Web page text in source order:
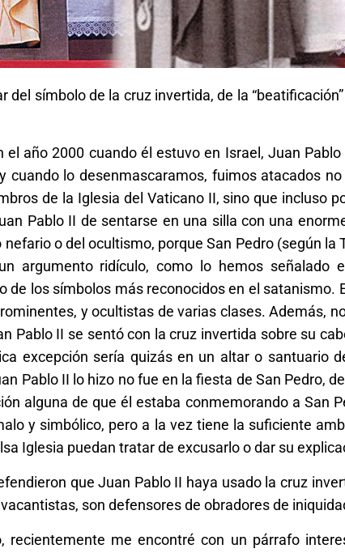
del símbolo de la cruz invertida, de la
el año 2000 cuando él estuvo en Israel, Juan
cuando lo desenmascaramos, fuimos atacados
de la Iglesia del Vaticano II, sino que incluso
Pablo II de sentarse en una silla con una
nefario o del ocultismo, porque San Pedro (según
argumento ridículo, como lo hemos señalado
de los símbolos más reconocidos en el satanismo.
y ocultistas de varias clases. Además,
Pablo II se sentó con la cruz invertida sobre su
excepción sería quizás en un altar o santuario
Pablo II lo hizo no fue en la fiesta de San Pedro,
alguna de que él estaba conmemorando a San
y simbólico, pero a la vez tiene la suficiente
Iglesia puedan tratar de excusarlo o dar su
que Juan Pablo II haya usado la cruz
son defensores de obradores de
recientemente me encontré con un párrafo